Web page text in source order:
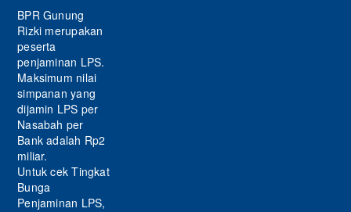
BPR Gunung
Rizki merupakan
peserta
penjaminan LPS.
Maksimum nilai
simpanan yang
dijamin LPS per
Nasabah per
Bank adalah Rp2
miliar.
Untuk cek Tingkat
Bunga
Penjaminan LPS,